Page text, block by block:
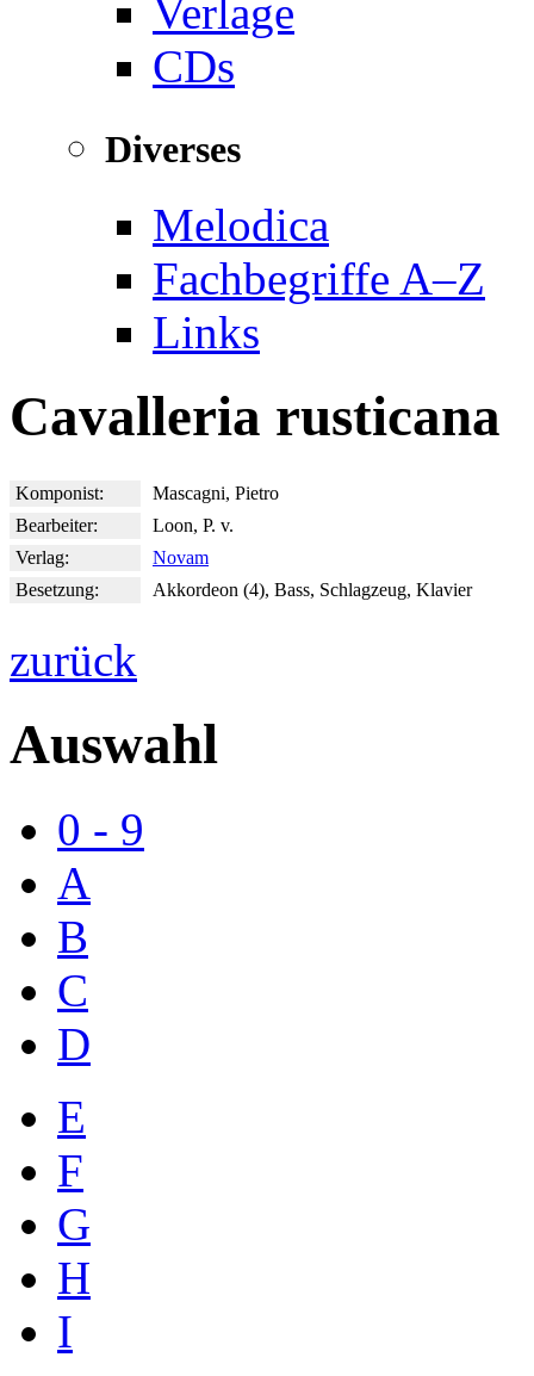
Verlage
CDs
Diverses
Melodica
Fachbegriffe A–Z
Links
Cavalleria rusticana
Komponist:
Mascagni, Pietro
Bearbeiter:
Loon, P. v.
Verlag:
Novam
Besetzung:
Akkordeon (4), Bass, Schlagzeug, Klavier
zurück
Auswahl
0 - 9
A
B
C
D
E
F
G
H
I